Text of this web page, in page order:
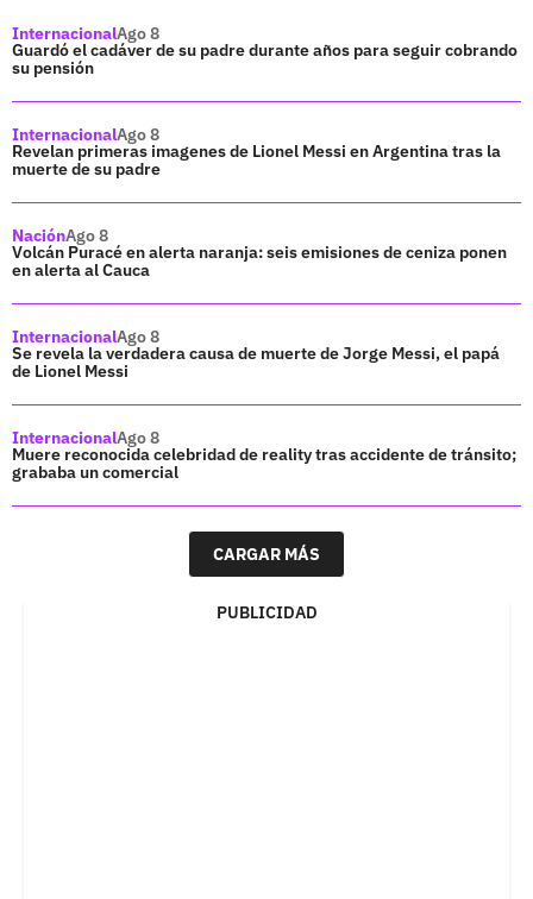
InternacionalAgo 8
Guardó el cadáver de su padre durante años para seguir cobrando
su pensión
InternacionalAgo 8
Revelan primeras imagenes de Lionel Messi en Argentina tras la
muerte de su padre
NaciónAgo 8
Volcán Puracé en alerta naranja: seis emisiones de ceniza ponen
en alerta al Cauca
InternacionalAgo 8
Se revela la verdadera causa de muerte de Jorge Messi, el papá
de Lionel Messi
InternacionalAgo 8
Muere reconocida celebridad de reality tras accidente de tránsito;
grababa un comercial
CARGAR MÁS
PUBLICIDAD